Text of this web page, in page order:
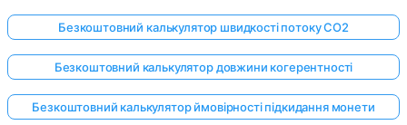
Безкоштовний калькулятор швидкості потоку CO2
Безкоштовний калькулятор довжини когерентності
Безкоштовний калькулятор ймовірності підкидання монети